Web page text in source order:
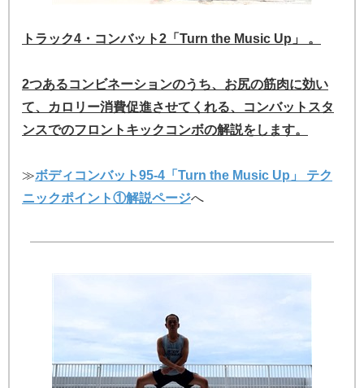
トラック4・コンバット2「Turn the Music Up」 。
2つあるコンビネーションのうち、お尻の筋肉に効い
て、カロリー消費促進させてくれる、コンバットスタ
ンスでのフロントキックコンボの解説をします。
≫ボディコンバット95-4「Turn the Music Up」 テク
ニックポイント①解説ページへ